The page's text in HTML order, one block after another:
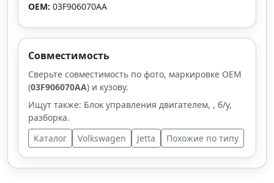
OEM: 03F906070AA
Совместимость
Сверьте совместимость по фото, маркировке OEM
(03F906070AA) и кузову.
Ищут также: Блок управления двигателем, , б/у,
разборка.
Каталог
Volkswagen Jetta Похожие по типу